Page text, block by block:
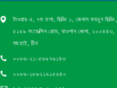
টাওয়ার এ, ৭ম তলা, বিল্ডিং ১, জেনাস ফরচুন বিল্ডিং,
৫১৯৯ গংহেক্সিন রোড, বাওশান জেলা, ২০০৪৪৩,
সাংহাই, চীন
০০৮৬-২১-৫৬৯৭৬১৪৩
০০৮৬-১৮৬২১৯১৫৬৪০